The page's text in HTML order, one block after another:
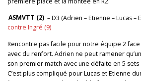
ASMVTT (2) – D3 (Adrien – Etienne – Lucas –
contre Ingré (9)
Rencontre pas facile pour notre équipe 2
avec du renfort. Adrien ne peut ramener
son premier match avec une défaite en 5
C’est plus compliqué pour Lucas et Etienne